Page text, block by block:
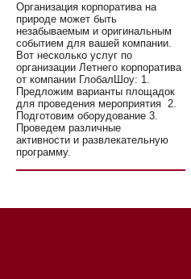
Организация корпоратива на
природе может быть
незабываемым и оригинальным
событием для вашей компании.
Вот несколько услуг по
организации Летнего корпоратива
от компании ГлобалШоу: 1.
Предложим варианты площадок
для проведения мероприятия 2.
Подготовим оборудование 3.
Проведем различные
активности и развлекательную
программу.